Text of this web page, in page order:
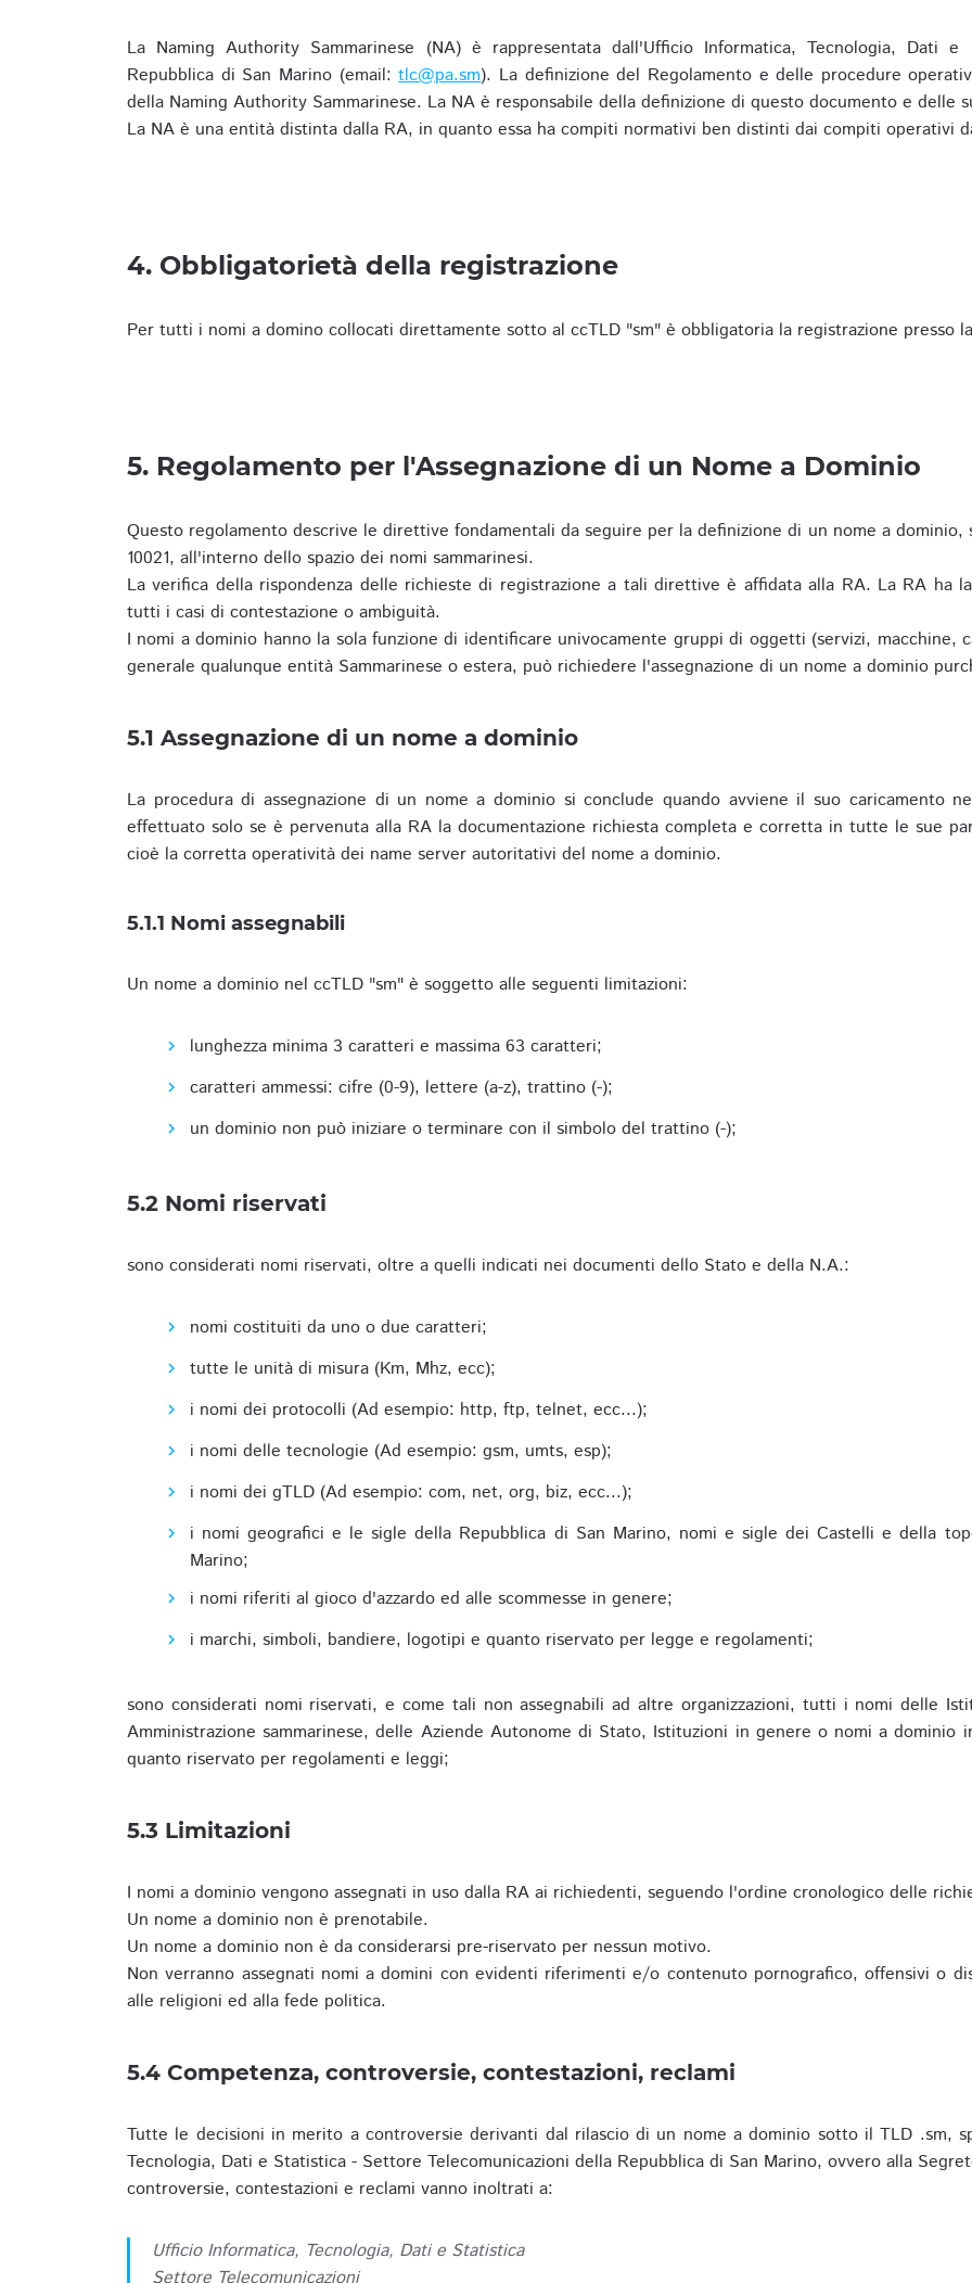
La Naming Authority Sammarinese (NA) è rappresentata dall'Ufficio Informatica, Tecnologia, Dati
Repubblica di San Marino (email:tlc@pa.sm). La definizione del Regolamento e delle procedure
della Naming Authority Sammarinese. La NA è responsabile della definizione di questo documento e delle
La NA è una entità distinta dalla RA, in quanto essa ha compiti normativi ben distinti dai compiti operativi
4. Obbligatorietà della registrazione
Per tutti i nomi a domino collocati direttamente sotto al ccTLD "sm" è obbligatoria la registrazione presso
5. Regolamento per l'Assegnazione di un Nome a Dominio
Questo regolamento descrive le direttive fondamentali da seguire per la definizione di un nome a
10021, all'interno dello spazio dei nomi sammarinesi.
La verifica della rispondenza delle richieste di registrazione a tali direttive è affidata alla RA. La RA ha
tutti i casi di contestazione o ambiguità.
I nomi a dominio hanno la sola funzione di identificare univocamente gruppi di oggetti (servizi, macchine,
generale qualunque entità Sammarinese o estera, può richiedere l'assegnazione di un nome a dominio
5.1 Assegnazione di un nome a dominio
La procedura di assegnazione di un nome a dominio si conclude quando avviene il suo caricamento
effettuato solo se è pervenuta alla RA la documentazione richiesta completa e corretta in tutte le sue
cioè la corretta operatività dei name server autoritativi del nome a dominio.
5.1.1 Nomi assegnabili
Un nome a dominio nel ccTLD "sm" è soggetto alle seguenti limitazioni:
lunghezza minima 3 caratteri e massima 63 caratteri;
caratteri ammessi: cifre (0-9), lettere (a-z), trattino (-);
un dominio non può iniziare o terminare con il simbolo del trattino (-);
5.2 Nomi riservati
sono considerati nomi riservati, oltre a quelli indicati nei documenti dello Stato e della N.A.:
nomi costituiti da uno o due caratteri;
tutte le unità di misura (Km, Mhz, ecc);
i nomi dei protocolli (Ad esempio: http, ftp, telnet, ecc...);
i nomi delle tecnologie (Ad esempio: gsm, umts, esp);
i nomi dei gTLD (Ad esempio: com, net, org, biz, ecc...);
i nomi geografici e le sigle della Repubblica di San Marino, nomi e sigle dei Castelli e della
Marino;
i nomi riferiti al gioco d'azzardo ed alle scommesse in genere;
i marchi, simboli, bandiere, logotipi e quanto riservato per legge e regolamenti;
sono considerati nomi riservati, e come tali non assegnabili ad altre organizzazioni, tutti i nomi delle
Amministrazione sammarinese, delle Aziende Autonome di Stato, Istituzioni in genere o nomi a dominio
quanto riservato per regolamenti e leggi;
5.3 Limitazioni
I nomi a dominio vengono assegnati in uso dalla RA ai richiedenti, seguendo l'ordine cronologico delle
Un nome a dominio non è prenotabile.
Un nome a dominio non è da considerarsi pre-riservato per nessun motivo.
Non verranno assegnati nomi a domini con evidenti riferimenti e/o contenuto pornografico, offensivi o
alle religioni ed alla fede politica.
5.4 Competenza, controversie, contestazioni, reclami
Tutte le decisioni in merito a controversie derivanti dal rilascio di un nome a dominio sotto il TLD .sm,
Tecnologia, Dati e Statistica - Settore Telecomunicazioni della Repubblica di San Marino, ovvero alla
controversie, contestazioni e reclami vanno inoltrati a:
Ufficio Informatica, Tecnologia, Dati e Statistica